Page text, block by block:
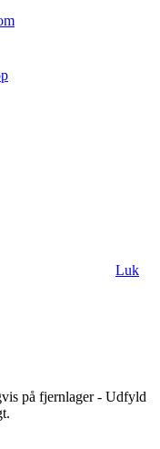
Luk
på fjernlager - Udfyld